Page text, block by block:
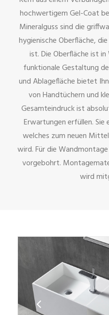
hochwertigem Gel-Coat
Mineralguss sind die
hygienische Oberfläche,
ist. Die Oberfläche ist
funktionale Gestaltung
und Ablagefläche bietet
von Handtüchern und
Gesamteindruck ist
Erwartungen erfüllen. Sie
welches zum neuen
wird. Für die
vorgebohrt.
wird